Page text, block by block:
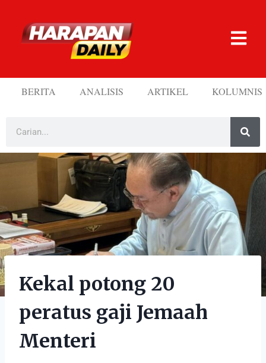
BERITA ANALISIS ARTIKEL KOLUMNIS
Kekal potong 20
peratus gaji Jemaah
Menteri